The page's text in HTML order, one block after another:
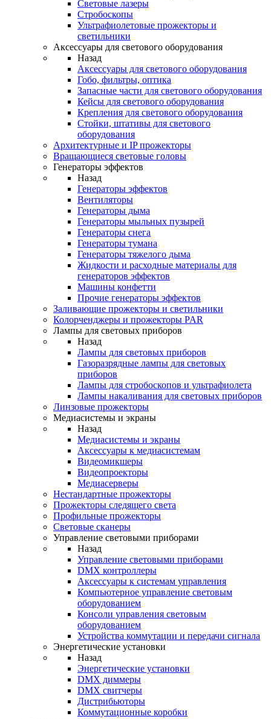
Световые лазеры
Стробоскопы
Ультрафиолетовые прожекторы и
светильники
Аксессуары для светового оборудования
Назад
Аксессуары для светового оборудования
Гобо, фильтры, оптика
Запасные части для светового оборудования
Кейсы для светового оборудования
Крепления для светового оборудования
Стойки, штативы для светового
оборудования
Архитектурные и IP прожекторы
Вращающиеся световые головы
Генераторы эффектов
Назад
Генераторы эффектов
Вентиляторы
Генераторы дыма
Генераторы мыльных пузырей
Генераторы снега
Генераторы тумана
Генераторы тяжелого дыма
Жидкости и расходные материалы для
генераторов эффектов
Машины конфетти
Прочие генераторы эффектов
Заливающие прожекторы и светильники
Колорченджеры и прожекторы PAR
Лампы для световых приборов
Назад
Лампы для световых приборов
Газоразрядные лампы для световых
приборов
Лампы для стробоскопов и ультрафиолета
Лампы накаливания для световых приборов
Линзовые прожекторы
Медиасистемы и экраны
Назад
Медиасистемы и экраны
Аксессуары к медиасистемам
Видеомикшеры
Видеопроекторы
Медиасерверы
Нестандартные прожекторы
Прожекторы следящего света
Профильные прожекторы
Световые сканеры
Управление световыми приборами
Назад
Управление световыми приборами
DMX контроллеры
Аксессуары к системам управления
Компьютерное управление световым
оборудованием
Консоли управления световым
оборудованием
Устройства коммутации и передачи сигнала
Энергетические установки
Назад
Энергетические установки
DMX диммеры
DMX свитчеры
Дистрибьюторы
Коммутационные коробки